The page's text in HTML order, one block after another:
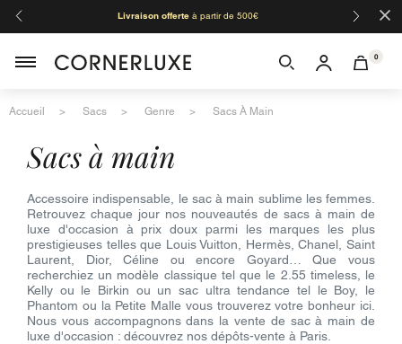
Livraison offerteà partir de 500€ ×
0
Accueil Sacs Genre Sacs À Main
sacs à main
Accessoire indispensable, le sac à main sublime les femmes.
Retrouvez chaque jour nos nouveautés de sacs à main de
luxe d'occasion à prix doux parmi les marques les plus
prestigieuses telles que Louis Vuitton, Hermès, Chanel, Saint
Laurent, Dior, Céline ou encore Goyard… Que vous
recherchiez un modèle classique tel que le 2.55 timeless, le
Kelly ou le Birkin ou un sac ultra tendance tel le Boy, le
Phantom ou la Petite Malle vous trouverez votre bonheur ici.
Nous vous accompagnons dans la vente de sac à main de
luxe d'occasion : découvrez nos dépôts-vente à Paris.